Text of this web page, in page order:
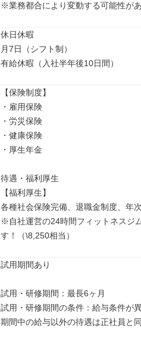
※業務都合により変動する可能性があ
休日休暇
月7日（シフト制）
有給休暇（入社半年後10日間）
【保険制度】
・雇用保険
・労災保険
・健康保険
・厚生年金
待遇・福利厚生
【福利厚生】
各種社会保険完備、退職金制度、年
※自社運営の24時間フィットネスジ
す！（\8,250相当）
試用期間あり
試用・研修期間：最長6ヶ月
試用・研修期間の条件：給与条件が
期間中の給与以外の待遇は正社員と